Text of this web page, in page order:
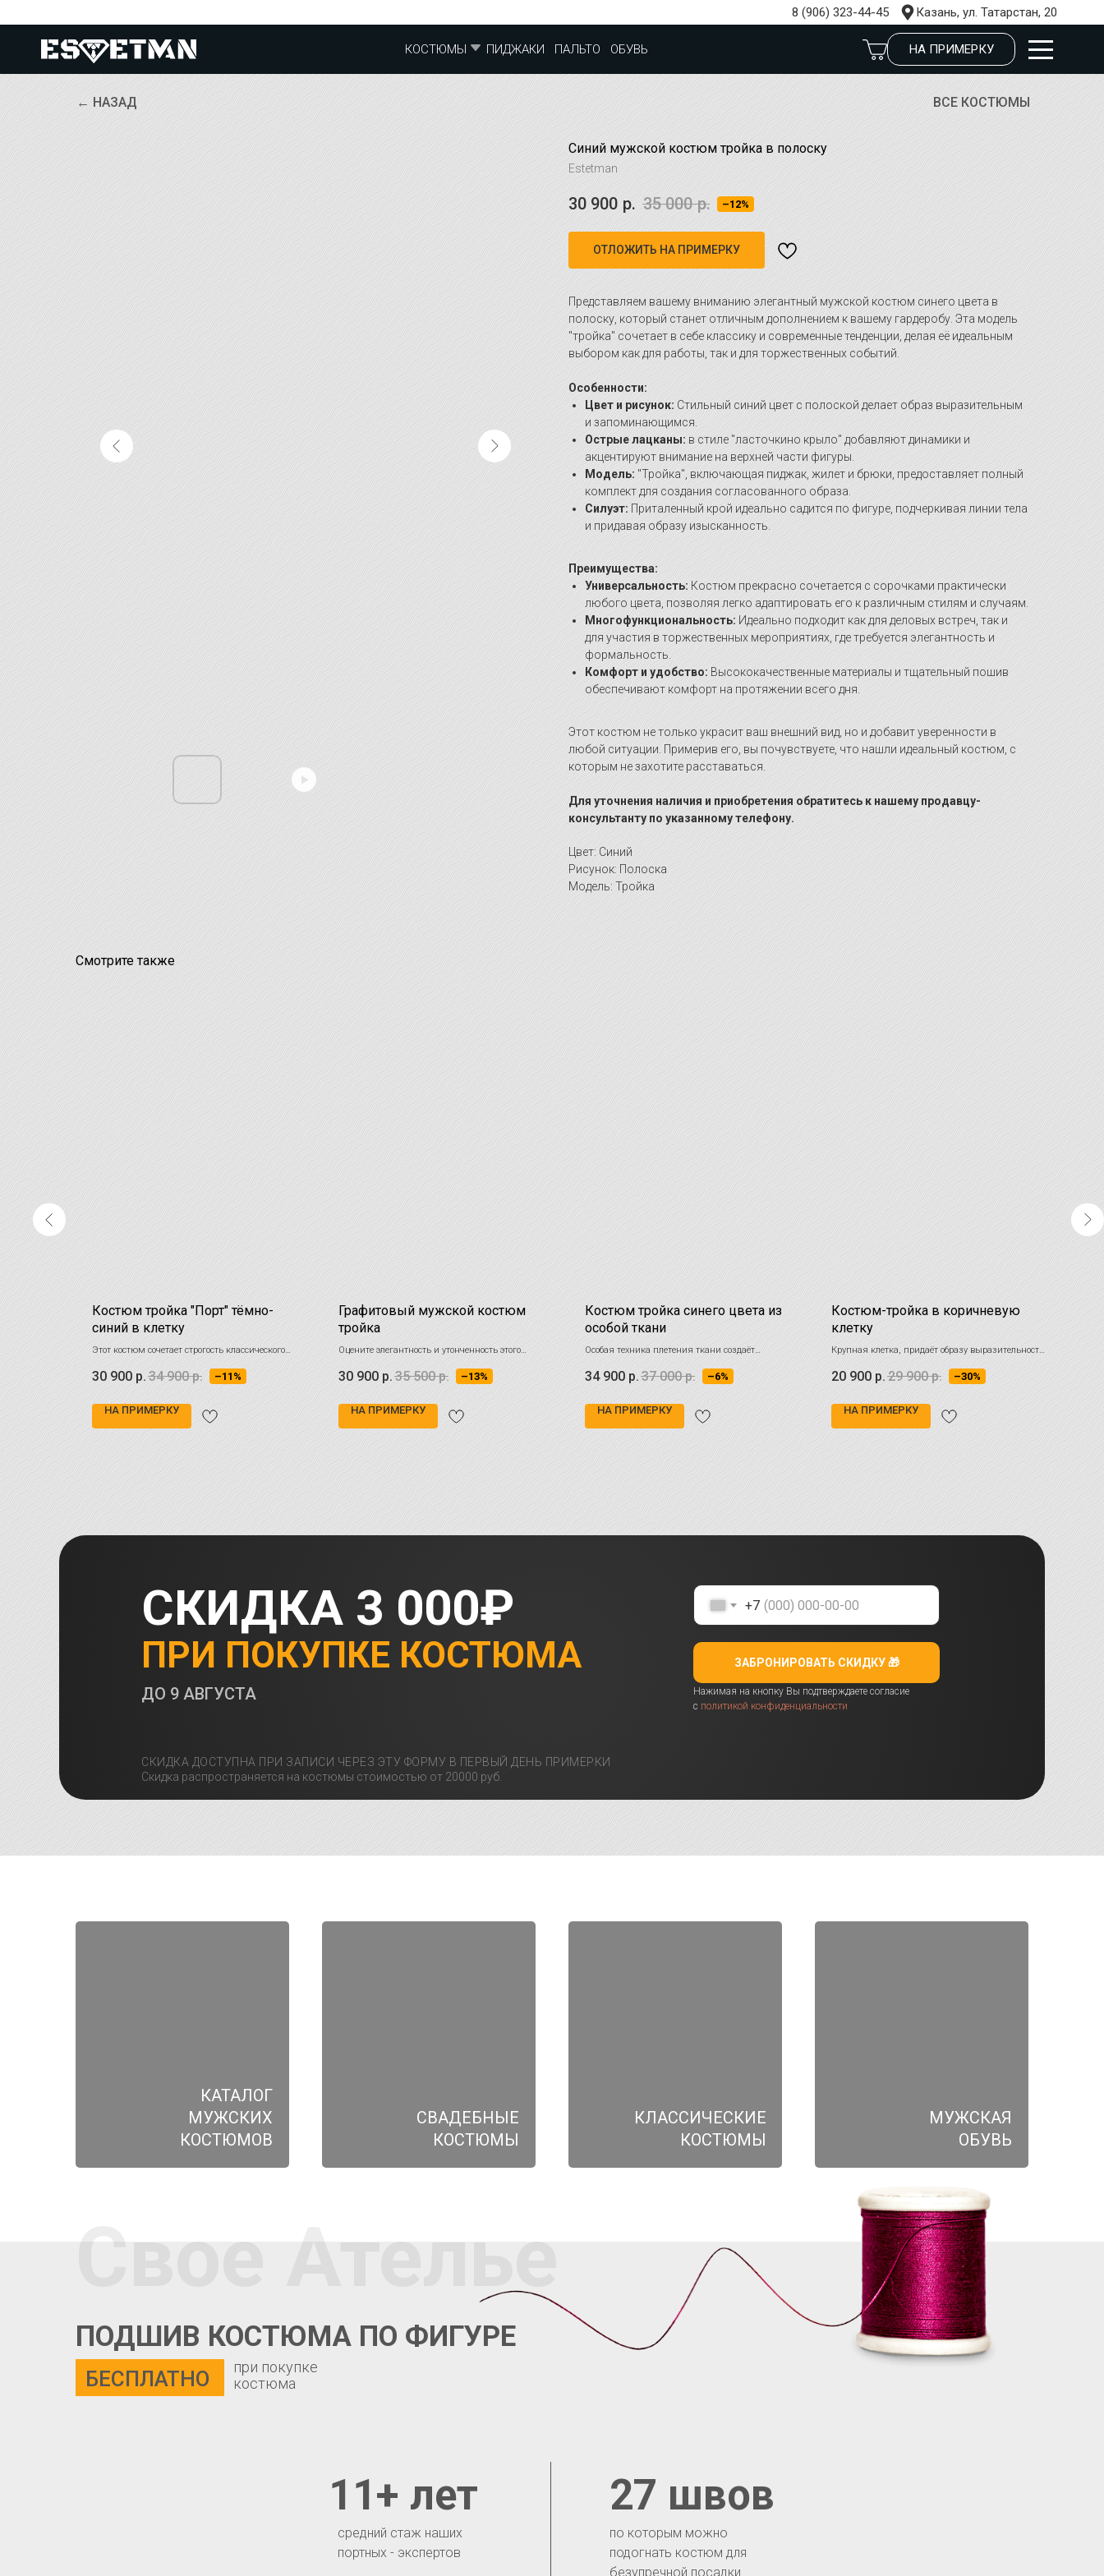
8 (906) 323-44-45 Казань, ул. Татарстан, 20
НА ПРИМЕРКУ
КОСТЮМЫ ПИДЖАКИ ПАЛЬТО ОБУВЬ
ВСЕ КОСТЮМЫ
← НАЗАД
Синий мужской костюм тройка в полоску
Estetman
30 900 р. 35 000 р. –12%
ОТЛОЖИТЬ НА ПРИМЕРКУ
Представляем вашему вниманию элегантный мужской костюм синего цвета в
полоску, который станет отличным дополнением к вашему гардеробу. Эта модель
"тройка" сочетает в себе классику и современные тенденции, делая её идеальным
выбором как для работы, так и для торжественных событий.
Особенности:
Цвет и рисунок: Стильный синий цвет с полоской делает образ выразительным
и запоминающимся.
Острые лацканы: в стиле "ласточкино крыло" добавляют динамики и
акцентируют внимание на верхней части фигуры.
Модель: "Тройка", включающая пиджак, жилет и брюки, предоставляет полный
комплект для создания согласованного образа.
Силуэт: Приталенный крой идеально садится по фигуре, подчеркивая линии тела
и придавая образу изысканность.
Преимущества:
Универсальность: Костюм прекрасно сочетается с сорочками практически
любого цвета, позволяя легко адаптировать его к различным стилям и случаям.
Многофункциональность: Идеально подходит как для деловых встреч, так и
для участия в торжественных мероприятиях, где требуется элегантность и
формальность.
Комфорт и удобство: Высококачественные материалы и тщательный пошив
обеспечивают комфорт на протяжении всего дня.
Этот костюм не только украсит ваш внешний вид, но и добавит уверенности в
любой ситуации. Примерив его, вы почувствуете, что нашли идеальный костюм, с
которым не захотите расставаться.
Для уточнения наличия и приобретения обратитесь к нашему продавцу-
консультанту по указанному телефону.
Цвет: Синий
Рисунок: Полоска
Модель: Тройка
Смотрите также
- верх
Костюм тройка "Порт" тёмно-
синий в клетку
Этот костюм сочетает строгость классического
стиля с динамикой современных модных
тенденций
30 900 р. 34 900 р. –11%
НА ПРИМЕРКУ
Графитовый мужской костюм
тройка
Оцените элегантность и утонченность этого
мужского костюма-тройки в
темно-сером
графитовомоттенке.
30 900 р. 35 500 р. –13%
НА ПРИМЕРКУ
Костюм тройка синего цвета из
особой ткани
Особая техника плетения ткани создаёт
насыщенный и сложный оттенок синего цвета,
добавляя глубину и визуальный интерес
34 900 р. 37 000 р. –6%
НА ПРИМЕРКУ
Костюм-тройка в коричневую
клетку
Крупная клетка, придаёт образу выразительность
и динамику
20 900 р. 29 900 р. –30%
НА ПРИМЕРКУ
25
ПРИ ПОКУПКЕ КОСТЮМА
СКИДКА 3 000₽
СКИДКА ДОСТУПНА ПРИ ЗАПИСИ ЧЕРЕЗ ЭТУ ФОРМУ В ПЕРВЫЙ ДЕНЬ ПРИМЕРКИ
Скидка распространяется на костюмы стоимостью от 20000 руб.
ДО 9 АВГУСТА
+7
ЗАБРОНИРОВАТЬ СКИДКУ 🎁
Нажимая на кнопку Вы подтверждаете согласие
с политикой конфиденциальности
КАТАЛОГ
МУЖСКИХ
КОСТЮМОВ
СВАДЕБНЫЕ
КОСТЮМЫ
КЛАССИЧЕСКИЕ
КОСТЮМЫ
МУЖСКАЯ
ОБУВЬ
Свое Ателье
ПОДШИВ КОСТЮМА ПО ФИГУРЕ
БЕСПЛАТНО
по которым можно
подогнать костюм для
безупречной посадки
27 швов
средний стаж наших
портных - экспертов
11+ лет
при покупке
костюма